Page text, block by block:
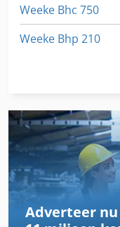
Weeke Bhc 750
Weeke Bhp 210
Weeke Bp 100
Weeke Bp 140
Weeke Bp 145
Weeke Bp 155
Adverteer nu